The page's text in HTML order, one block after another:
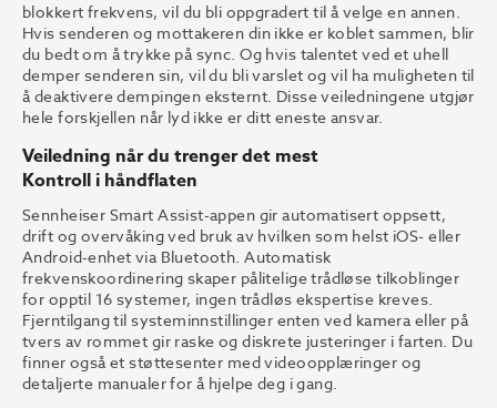
blokkert frekvens, vil du bli oppgradert til å velge en annen.
Hvis senderen og mottakeren din ikke er koblet sammen, blir
du bedt om å trykke på sync. Og hvis talentet ved et uhell
demper senderen sin, vil du bli varslet og vil ha muligheten til
å deaktivere dempingen eksternt. Disse veiledningene utgjør
hele forskjellen når lyd ikke er ditt eneste ansvar.
Veiledning når du trenger det mest
Kontroll i håndflaten
Sennheiser Smart Assist-appen gir automatisert oppsett,
drift og overvåking ved bruk av hvilken som helst iOS- eller
Android-enhet via Bluetooth. Automatisk
frekvenskoordinering skaper pålitelige trådløse tilkoblinger
for opptil 16 systemer, ingen trådløs ekspertise kreves.
Fjerntilgang til systeminnstillinger enten ved kamera eller på
tvers av rommet gir raske og diskrete justeringer i farten. Du
finner også et støttesenter med videoopplæringer og
detaljerte manualer for å hjelpe deg i gang.